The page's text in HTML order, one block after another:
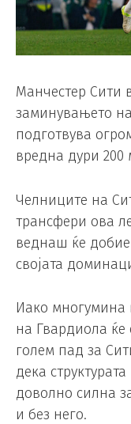
Манчестер Сити
заминувањето
подготвува
вредна дури
Челниците на
трансфери ова
веднаш ќе
својата
Иако многумина
на Гвардиола ќе
голем пад за
дека
доволно силна
и без него.